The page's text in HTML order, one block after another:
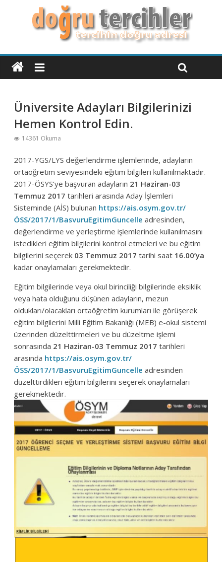
Üniversite Adayları Bilgilerinizi
Hemen Kontrol Edin.
14361 Okuma
2017-YGS/LYS değerlendirme işlemlerinde, adayların
ortaöğretim seviyesindeki eğitim bilgileri kullanılmaktadır.
2017-ÖSYS’ye başvuran adayların 21 Haziran-03
Temmuz 2017 tarihleri arasında Aday İşlemleri
Sisteminde (AİS) bulunan https://ais.osym.gov.tr/
ÖSS/2017/1/BasvuruEgitimGuncelle adresinden,
değerlendirme ve yerleştirme işlemlerinde kullanılmasını
istedikleri eğitim bilgilerini kontrol etmeleri ve bu eğitim
bilgilerini seçerek 03 Temmuz 2017 tarihi saat 16.00’ya
kadar onaylamaları gerekmektedir.
Eğitim bilgilerinde veya okul birinciliği bilgilerinde eksiklik
veya hata olduğunu düşünen adayların, mezun
oldukları/olacakları ortaöğretim kurumları ile görüşerek
eğitim bilgilerini Milli Eğitim Bakanlığı (MEB) e-okul sistemi
üzerinden düzelttirmeleri ve bu düzeltme işlemi
sonrasında 21 Haziran-03 Temmuz 2017 tarihleri
arasında https://ais.osym.gov.tr/
ÖSS/2017/1/BasvuruEgitimGuncelle adresinden
düzelttirdikleri eğitim bilgilerini seçerek onaylamaları
gerekmektedir.